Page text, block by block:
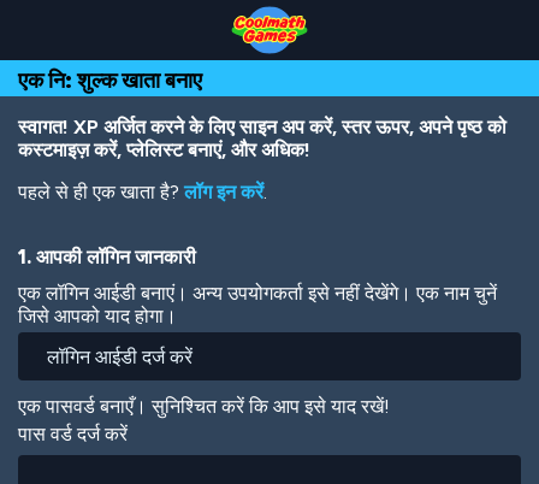
Top
of
Page
Navigation
Main
Content
Footer
main
content
एक नि: शुल्क खाता बनाए
स्वागत! XP अर्जित करने के लिए साइन अप करें, स्तर ऊपर, अपने पृष्ठ को
कस्टमाइज़ करें, प्लेलिस्ट बनाएं, और अधिक!
पहले से ही एक खाता है?लॉग इन करें.
1. आपकी लॉगिन जानकारी
एक लॉगिन आईडी बनाएं। अन्य उपयोगकर्ता इसे नहीं देखेंगे। एक नाम चुनें
जिसे आपको याद होगा।
एक पासवर्ड बनाएँ। सुनिश्चित करें कि आप इसे याद रखें!
पास वर्ड दर्ज करें